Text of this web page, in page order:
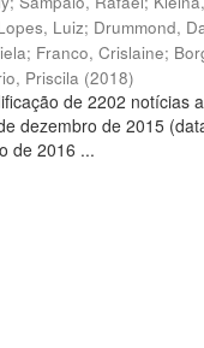
Luiz; Drummond,
; Franco, Crislaine;
Priscila (2018)
de 2202 notícias
dezembro de 2015
de 2016 ...